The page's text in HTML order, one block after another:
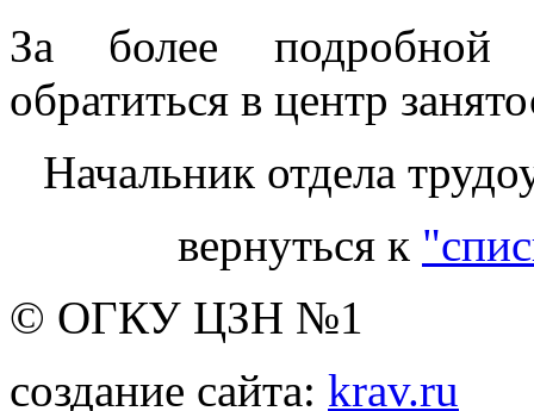
За более подробной
обратиться в центр
Начальник отдела
вернуться к
© ОГКУ ЦЗН №1
создание сайта: krav.ru